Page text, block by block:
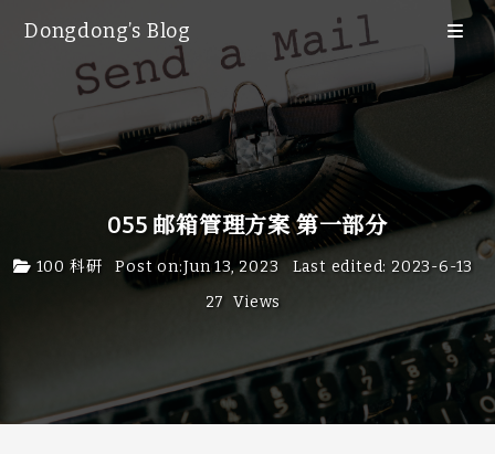
Dongdong’s Blog
Blog
Category
Tags
友情链接
055 邮箱管理方案 第一部分
100 科研 Post on:Jun 13, 2023 Last edited: 2023-6-13
27
Views